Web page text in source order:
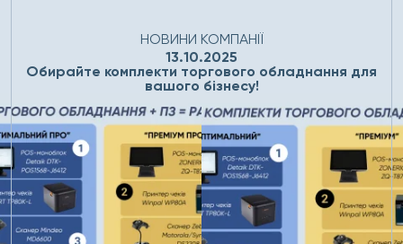
Обирайте комплекти торгового обладнання для
вашого бізнесу!
НОВИНИ КОМПАНІЇ
13.10.2025